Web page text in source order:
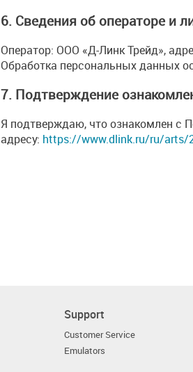
6. Сведения об операторе и
Оператор: ООО «Д-Линк Трейд»,
Обработка персональных данных
7. Подтверждение
Я подтверждаю, что ознакомлен с
адресу: https://www.dlink.ru/ru/arts/
Support
Customer Service
Emulators